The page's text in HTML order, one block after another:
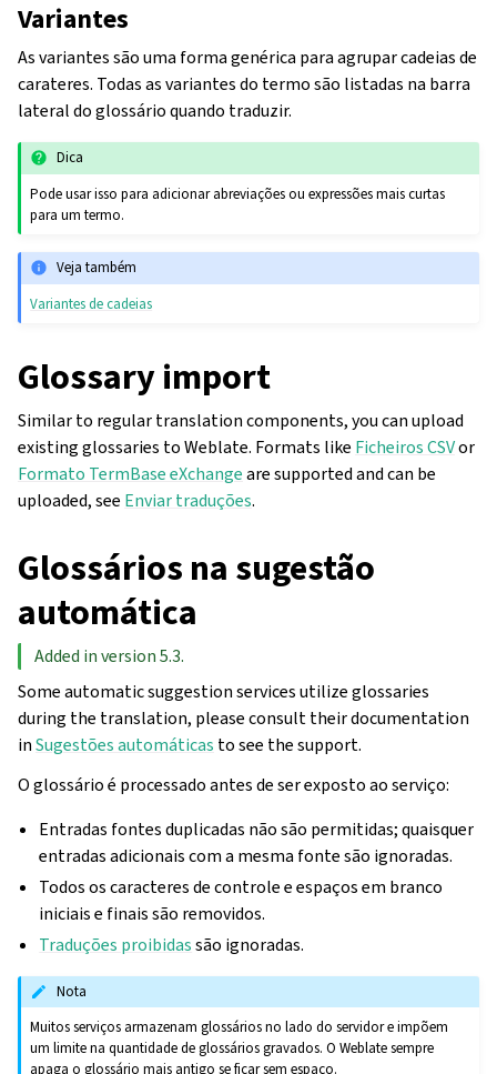
Variantes
As variantes são uma forma genérica para agrupar cadeias de
carateres. Todas as variantes do termo são listadas na barra
lateral do glossário quando traduzir.
Dica
Pode usar isso para adicionar abreviações ou expressões mais curtas
para um termo.
Veja também
Variantes de cadeias
Glossary import
Similar to regular translation components, you can upload
existing glossaries to Weblate. Formats like Ficheiros CSVor
Formato TermBase eXchangeare supported and can be
uploaded, see Enviar traduções.
Glossários na sugestão
automática
Added in version 5.3.
Some automatic suggestion services utilize glossaries
during the translation, please consult their documentation
inSugestões automáticas to see the support.
O glossário é processado antes de ser exposto ao serviço:
Entradas fontes duplicadas não são permitidas; quaisquer
entradas adicionais com a mesma fonte são ignoradas.
Todos os caracteres de controle e espaços em branco
iniciais e finais são removidos.
Traduções proibidassão ignoradas.
Nota
Muitos serviços armazenam glossários no lado do servidor e impõem
um limite na quantidade de glossários gravados. O Weblate sempre
apaga o glossário mais antigo se ficar sem espaço.